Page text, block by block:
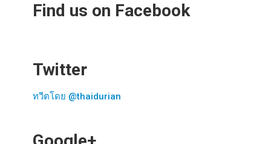
Find us on Facebook
Twitter
ทวีตโดย @thaidurian